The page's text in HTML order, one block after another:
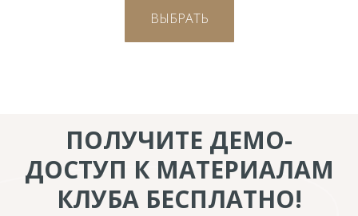
ВЫБРАТЬ
ПОЛУЧИТЕ ДЕМО-
ДОСТУП К МАТЕРИАЛАМ
КЛУБА БЕСПЛАТНО!